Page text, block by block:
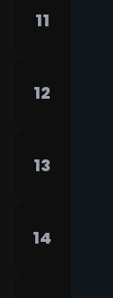
11
12
13
14